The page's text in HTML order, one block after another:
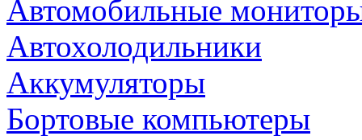
Автомобильные
Автохолодильники
Аккумуляторы
Бортовые компьютеры